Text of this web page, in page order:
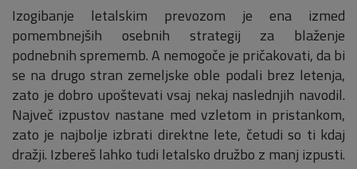
Izogibanje letalskim prevozom je ena izmed
pomembnejših osebnih strategij za blaženje
podnebnih sprememb. A nemogoče je pričakovati, da bi
se na drugo stran zemeljske oble podali brez letenja,
zato je dobro upoštevati vsaj nekaj naslednjih navodil.
Največ izpustov nastane med vzletom in pristankom,
zato je najbolje izbrati direktne lete, četudi so ti kdaj
dražji. Izbereš lahko tudi letalsko družbo z manj izpusti.